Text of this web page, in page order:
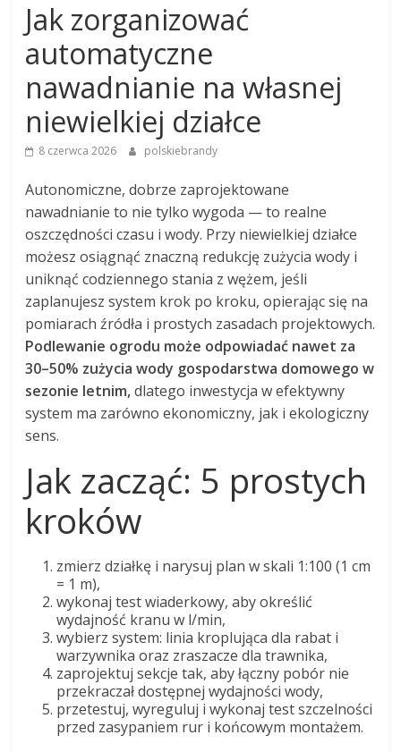
Jak zorganizować
automatyczne
nawadnianie na własnej
niewielkiej działce
8 czerwca 2026 polskiebrandy
Autonomiczne, dobrze zaprojektowane
nawadnianie to nie tylko wygoda — to realne
oszczędności czasu i wody. Przy niewielkiej działce
możesz osiągnąć znaczną redukcję zużycia wody i
uniknąć codziennego stania z wężem, jeśli
zaplanujesz system krok po kroku, opierając się na
pomiarach źródła i prostych zasadach projektowych.
Podlewanie ogrodu może odpowiadać nawet za
30–50% zużycia wody gospodarstwa domowego w
sezonie letnim,dlatego inwestycja w efektywny
system ma zarówno ekonomiczny, jak i ekologiczny
sens.
Jak zacząć: 5 prostych
kroków
zmierz działkę i narysuj plan w skali 1:100 (1 cm
= 1 m),
wykonaj test wiaderkowy, aby określić
wydajność kranu w l/min,
wybierz system: linia kroplująca dla rabat i
warzywnika oraz zraszacze dla trawnika,
zaprojektuj sekcje tak, aby łączny pobór nie
przekraczał dostępnej wydajności wody,
przetestuj, wyreguluj i wykonaj test szczelności
przed zasypaniem rur i końcowym montażem.